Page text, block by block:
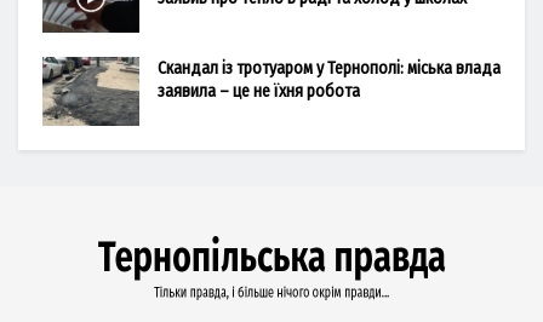
Скандал із тротуаром у Тернополі: міська влада
заявила – це не їхня робота